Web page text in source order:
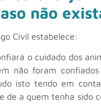
não
Civil estabelece:
o cuidado dos
não foram
isto tendo em
de a quem tenha sido